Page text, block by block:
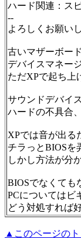
ハード関連：ス
--
よろしくお願い
古いマザーボー
デバイスマネー
ただXPで起ち上
サウンドデバイ
ハードの不具合
XPでは音が出る
チラっとBIOSを
しかし方法が分
BIOSでなくても
PCについてはビ
どう対処すれば
▲このページのト